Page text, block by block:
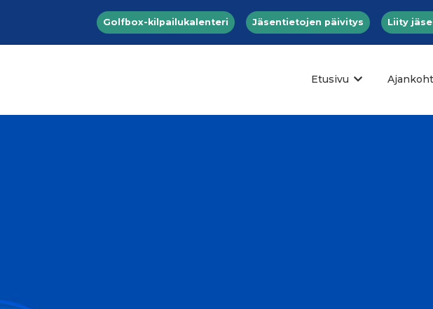
Top menu
Golfbox-kilpailukalenteri Jäsentietojen päivitys Liity
Etusivu